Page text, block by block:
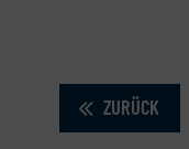
ZURÜCK